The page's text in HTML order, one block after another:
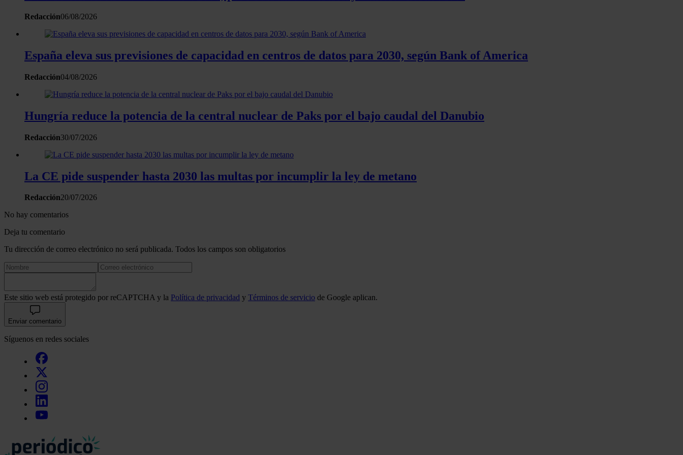
Redacción06/08/2026
España eleva sus previsiones de capacidad en centros de datos para 2030, según Bank of America
Redacción04/08/2026
Hungría reduce la potencia de la central nuclear de Paks por el bajo caudal del Danubio
Redacción30/07/2026
La CE pide suspender hasta 2030 las multas por incumplir la ley de metano
Redacción20/07/2026
No hay comentarios
Deja tu comentario
Tu dirección de correo electrónico no será publicada. Todos los campos son obligatorios
Este sitio web está protegido por reCAPTCHA y la Política de privacidad y Términos de servicio de Google aplican.
Enviar comentario
Síguenos en redes sociales